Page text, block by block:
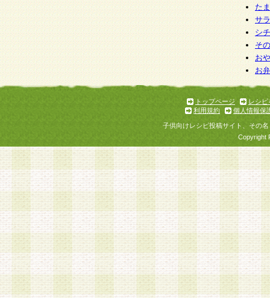
た
サ
シ
そ
お
お
トップページ
レシピ
利用規約
個人情報保
子供向けレシピ投稿サイト、その
Copyright